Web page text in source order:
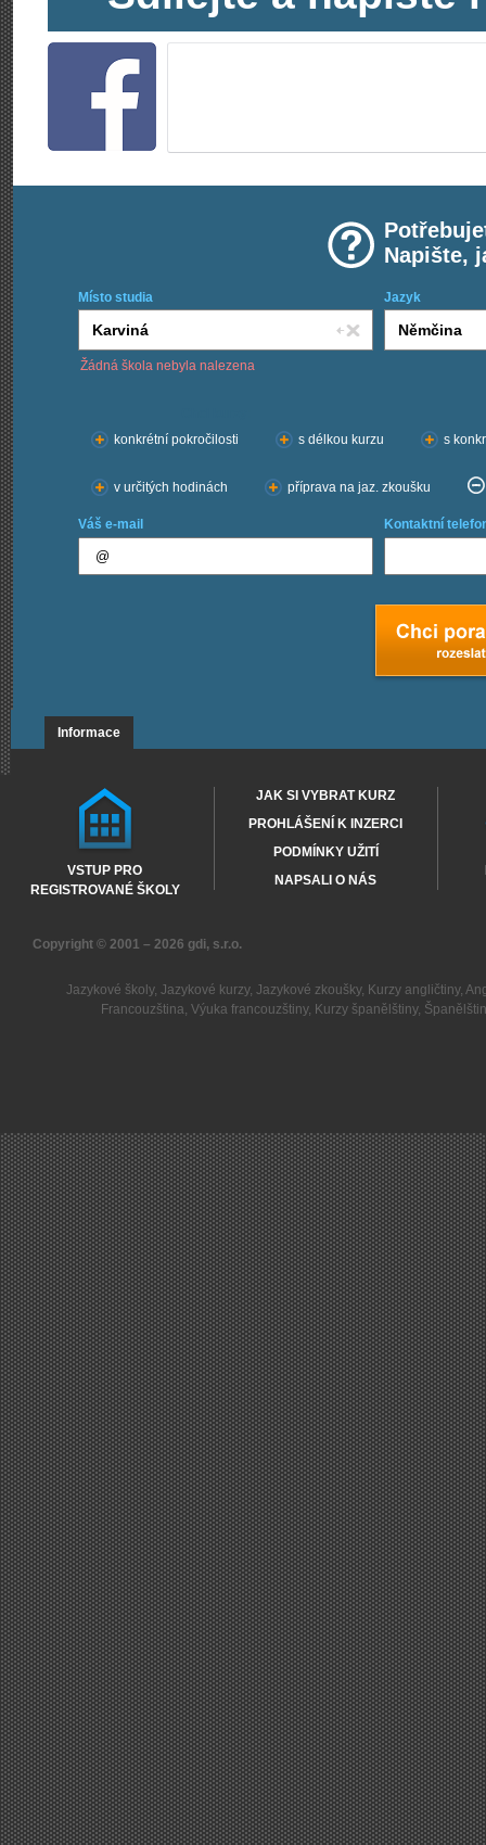
Napište,
Místo studia Jazyk
Žádná škola nebyla nalezena
konkrétní pokročilosti
s délkou kurzu s
v určitých hodinách příprava na jaz. zkoušku
Váš e-mail Kontaktní
Informace
VSTUP PRO
REGISTROVANÉ ŠKOLY
JAK SI VYBRAT KURZ
PROHLÁŠENÍ K INZERCI
PODMÍNKY UŽITÍ
NAPSALI O NÁS
Copyright © 2001 – 2026 gdi, s.r.o.
Jazykové školy, Jazykové kurzy, Jazykové zkoušky, Kurzy angličtiny,
Francouzština,Výuka francouzštiny, Kurzy španělštiny,